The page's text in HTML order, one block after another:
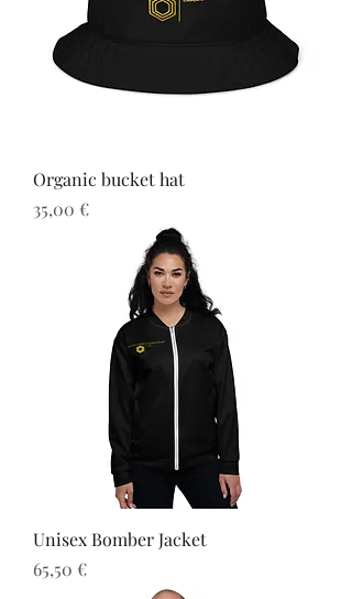
Organic bucket hat
Preis
35,00 €
Unisex Bomber Jacket
Preis
65,50 €